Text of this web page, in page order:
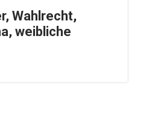
Wahlrecht,
weibliche